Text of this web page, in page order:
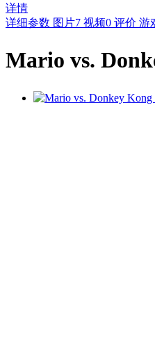
详情
详细参数 图片7 视频0 评价 游
Mario vs.